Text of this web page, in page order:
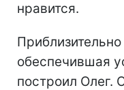
нравится.
обеспечившая
построил Олег.